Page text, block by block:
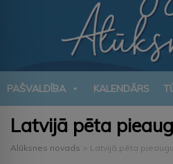
PAŠVALDĪBA KALENDĀRS
Latvijā pēta
Alūksnes novads > Latvijā pēta